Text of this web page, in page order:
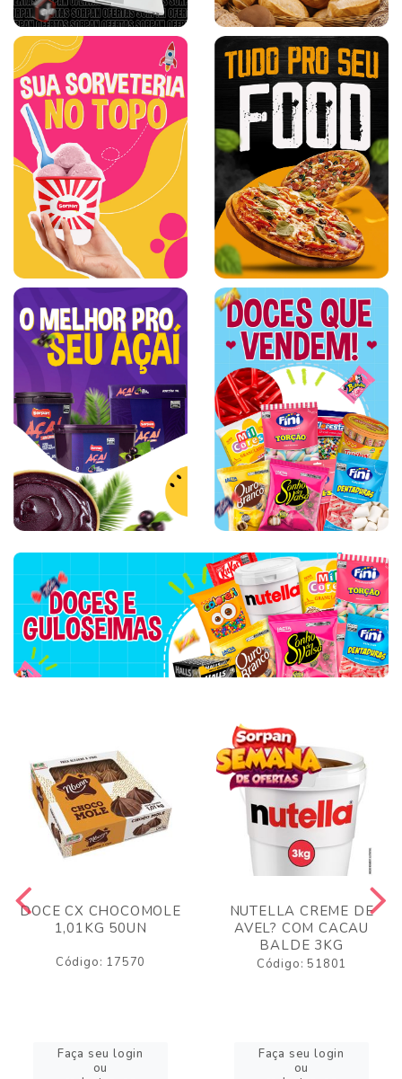
DOCE CX CHOCOMOLE
1,01KG 50UN
Código: 17570
Faça seu login
ou
NUTELLA CREME DE
AVEL? COM CACAU
BALDE 3KG
Código: 51801
Faça seu login
ou